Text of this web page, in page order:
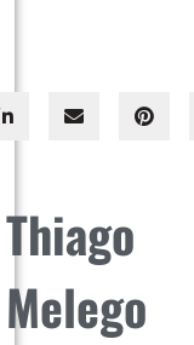
Thiago
Melego